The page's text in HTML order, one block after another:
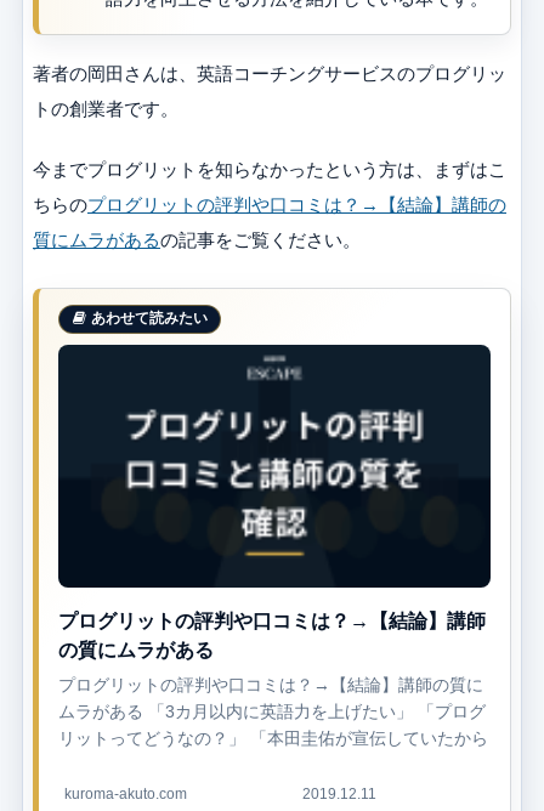
著者の岡田さんは、英語コーチングサービスのプログリッ
トの創業者です。
今までプログリットを知らなかったという方は、まずはこ
ちらのプログリットの評判や口コミは？→【結論】講師の
質にムラがあるの記事をご覧ください。
プログリットの評判や口コミは？→【結論】講師
の質にムラがある
プログリットの評判や口コミは？→【結論】講師の質に
ムラがある 「3カ月以内に英語力を上げたい」 「プログ
リットってどうなの？」 「本田圭佑が宣伝していたから
kuroma-akuto.com 2019.12.11